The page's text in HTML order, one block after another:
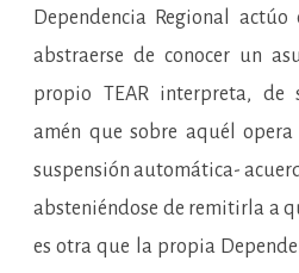
Dependencia Regional actúo
abstraerse de conocer un
propio TEAR interpreta, de
amén que sobre aquél
suspensión automática-
absteniéndose de remitirla a
es otra que la propia